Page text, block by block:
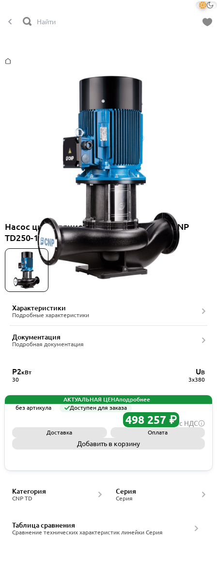
Насос циркуляционный вертикальный CNP
TD250-14G/4SWHCB
Характеристики
Подробные характеристики
Документация
Подробная документация
P2кВт
30
UВ
3x380
АКТУАЛЬНАЯ ЦЕНАподробнее
без артикула
Доступен для заказа
498 257 ₽ с НДС
Доставка Оплата
Добавить в корзину
CNP TD
Категория
Серия
Серия
Сравнение технических характеристик линейки Серия
Таблица сравнения